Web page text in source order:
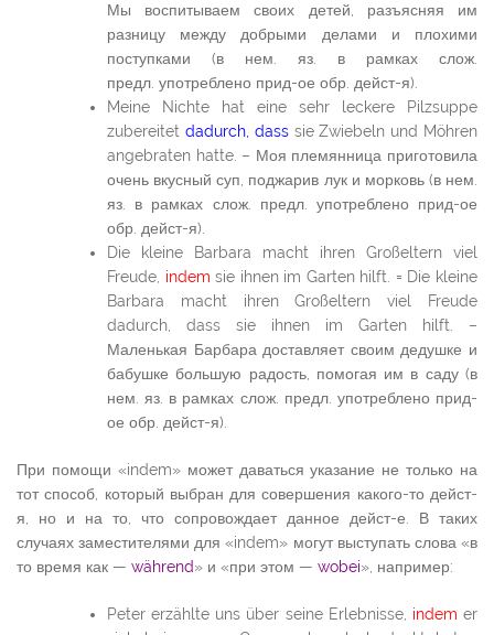
Мы воспитываем своих детей, разъясняя им
разницу между добрыми делами и плохими
поступками (в нем. яз. в рамках слож.
предл. употреблено прид-ое обр. дейст-я).
Meine Nichte hat eine sehr leckere Pilzsuppe
zubereitet dadurch, dasssie Zwiebeln und Möhren
angebraten hatte. – Моя племянница приготовила
очень вкусный суп, поджарив лук и морковь (в нем.
яз. в рамках слож. предл. употреблено прид-ое
обр. дейст-я).
Die kleine Barbara macht ihren Großeltern viel
Freude, indem sie ihnen im Garten hilft. = Die kleine
Barbara macht ihren Großeltern viel Freude
dadurch, dass sie ihnen im Garten hilft. –
Маленькая Барбара доставляет своим дедушке и
бабушке большую радость, помогая им в саду (в
нем. яз. в рамках слож. предл. употреблено прид-
ое обр. дейст-я).
При помощи «indem» может даваться указание не только на
тот способ, который выбран для совершения какого-то дейст-
я, но и на то, что сопровождает данное дейст-е. В таких
случаях заместителями для «indem» могут выступать слова «в
то время как — während» и «при этом — wobei», например:
Peter erzählte uns über seine Erlebnisse, indem er